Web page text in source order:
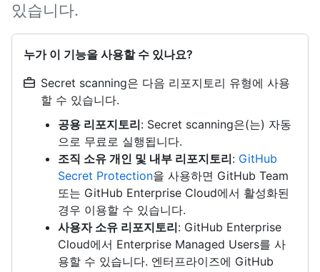
있습니다.
누가 이 기능을 사용할 수 있나요?
Secret scanning은 다음 리포지토리 유형에 사용
할 수 있습니다.
공용 리포지토리: Secret scanning은(는) 자동
으로 무료로 실행됩니다.
조직 소유 개인 및 내부 리포지토리: GitHub
Secret Protection을 사용하면 GitHub Team
또는 GitHub Enterprise Cloud에서 활성화된
경우 이용할 수 있습니다.
사용자 소유 리포지토리: GitHub Enterprise
Cloud에서 Enterprise Managed Users를 사
용할 수 있습니다. 엔터프라이즈에 GitHub